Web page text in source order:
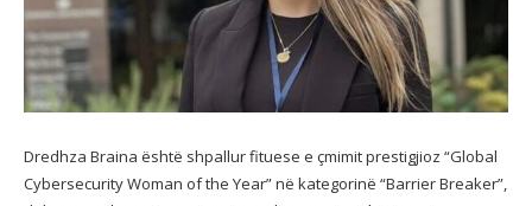
Dredhza Braina është shpallur fituese e çmimit prestigjioz “Global
Cybersecurity Woman of the Year” në kategorinë “Barrier Breaker”,